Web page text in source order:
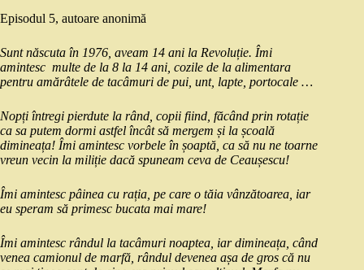
Episodul 5, autoare anonimă
Sunt născuta în 1976, aveam 14 ani la Revoluție. Îmi
amintesc multe de la 8 la 14 ani, cozile de la alimentara
pentru amărâtele de tacâmuri de pui, unt, lapte, portocale …
Nopți întregi pierdute la rând, copii fiind, făcând prin rotație
ca sa putem dormi astfel încât să mergem și la școală
dimineața! Îmi amintesc vorbele în șoaptă, ca să nu ne toarne
vreun vecin la miliție dacă spuneam ceva de Ceaușescu!
Îmi amintesc pâinea cu rația, pe care o tăia vânzătoarea, iar
eu speram să primesc bucata mai mare!
Îmi amintesc rândul la tacâmuri noaptea, iar dimineața, când
venea camionul de marfă, rândul devenea așa de gros că nu